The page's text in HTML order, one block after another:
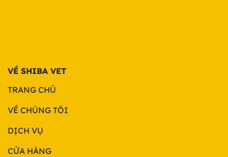
VỀ SHIBA VET
TRANG CHỦ
VỀ CHÚNG TÔI
DỊCH VỤ
CỬA HÀNG